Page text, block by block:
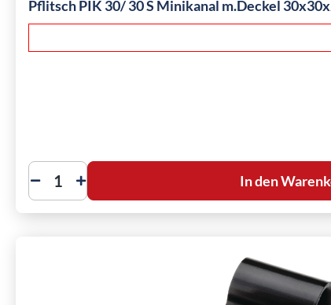
Pflitsch PIK 30/ 30 S Minikanal m.Deckel
In den